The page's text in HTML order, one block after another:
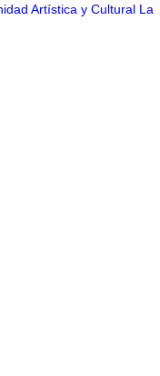
Artística y Cultural La